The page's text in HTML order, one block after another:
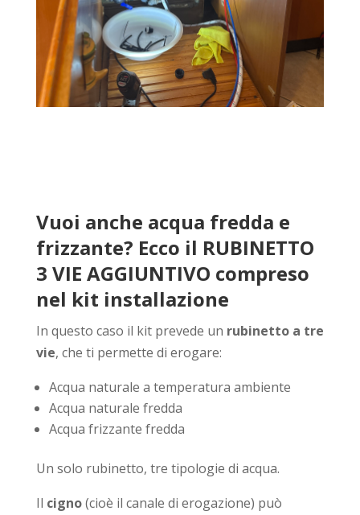
Vuoi anche acqua fredda e
frizzante? Ecco il RUBINETTO
3 VIE AGGIUNTIVO compreso
nel kit installazione
In questo caso il kit prevede un rubinetto a tre
vie, che ti permette di erogare:
Acqua naturale a temperatura ambiente
Acqua naturale fredda
Acqua frizzante fredda
Un solo rubinetto, tre tipologie di acqua.
Il cigno(cioè il canale di erogazione) può